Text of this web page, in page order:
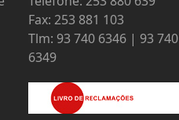
Fax: 253 881 103
Tlm: 93 740 6346 | 93 740
6349